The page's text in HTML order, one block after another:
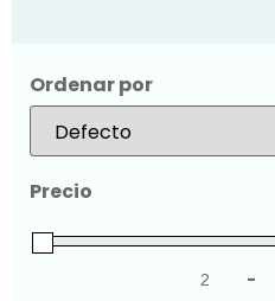
Ordenar por
Sort Products
Precio
-